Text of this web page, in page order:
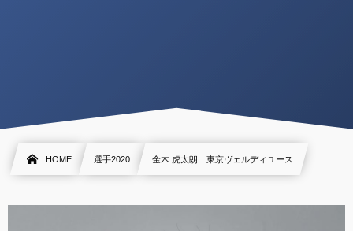
HOME 選手2020 金木 虎太朗 東京ヴェルディユース